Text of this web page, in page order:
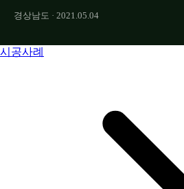
경상남도 · 2021.05.04
시공사례